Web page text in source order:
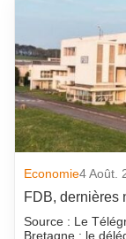
Economie4 Août.
FDB, dernières
Source : Le
Bretagne : le